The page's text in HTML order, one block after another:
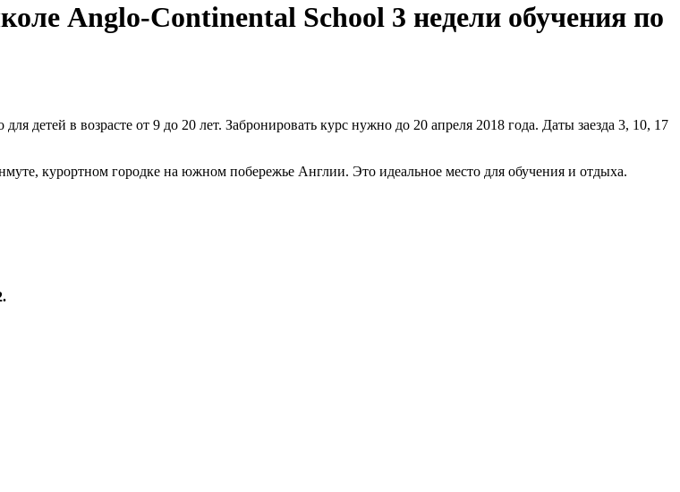
Anglo-Continental School 3 недели обучения по
в возрасте от 9 до 20 лет. Забронировать курс нужно до 20 апреля 2018 года. Даты заезда 3, 10, 17
курортном городке на южном побережье Англии. Это идеальное место для обучения и отдыха.